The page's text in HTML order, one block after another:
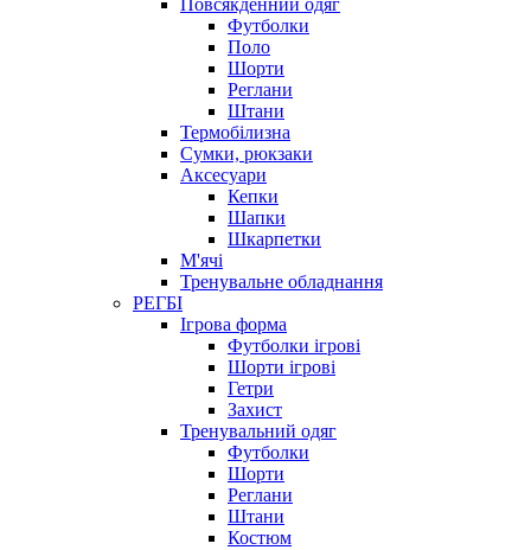
Футболки
Поло
Шорти
Реглани
Штани
Термобілизна
Сумки, рюкзаки
Аксесуари
Кепки
Шапки
Шкарпетки
М'ячі
Тренувальне обладнання
РЕГБІ
Ігрова форма
Футболки ігрові
Шорти ігрові
Гетри
Захист
Тренувальний одяг
Футболки
Шорти
Реглани
Штани
Костюм